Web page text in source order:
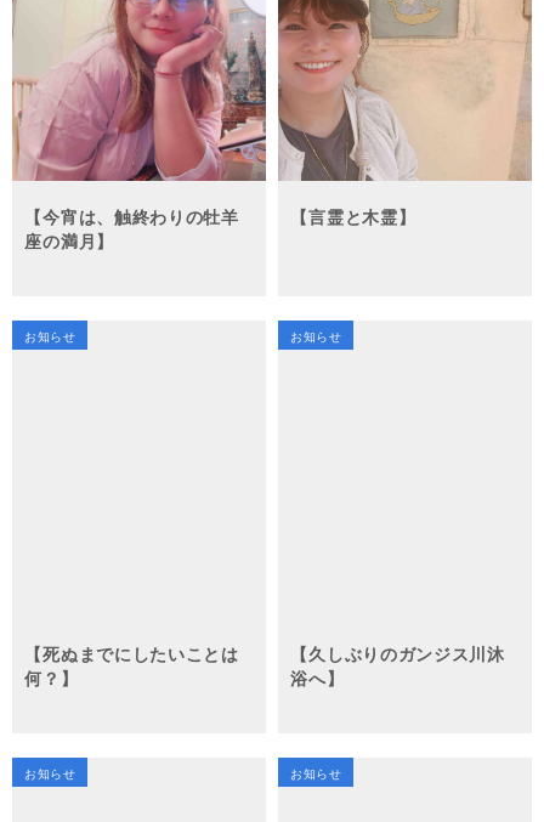
【今宵は、触終わりの牡羊
座の満月】
【言霊と木霊】
お知らせ
【死ぬまでにしたいことは
何？】
お知らせ
【久しぶりのガンジス川沐
浴へ】
お知らせ お知らせ